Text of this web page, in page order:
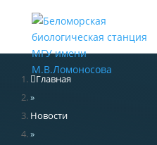
Главная
»
Новости
»